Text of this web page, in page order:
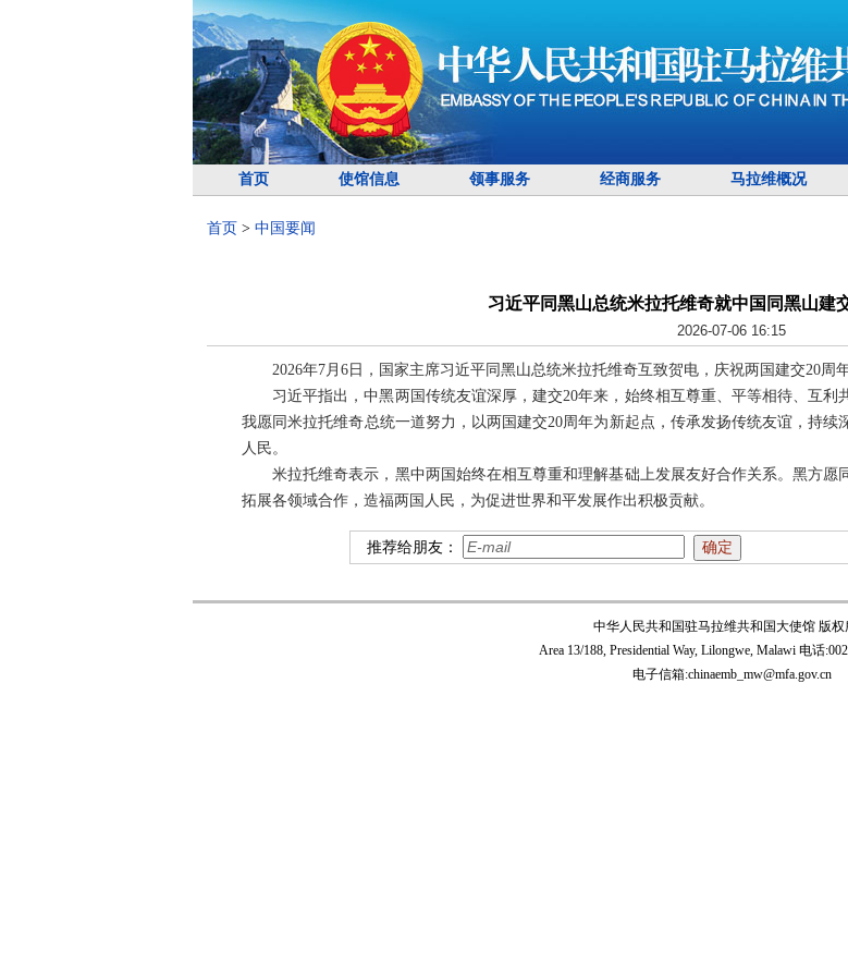
首页 使馆信息 领事服务 经商服务 马拉维概况
首页 > 中国要闻
习近平同黑山总统米拉托维奇就中国同黑山建
2026-07-06 16:15
2026年7月6日，国家主席习近平同黑山总统米拉托维奇互致贺电，庆祝两国建交20周年
习近平指出，中黑两国传统友谊深厚，建交20年来，始终相互尊重、平等相待、互利
我愿同米拉托维奇总统一道努力，以两国建交20周年为新起点，传承发扬传统友谊，持
人民。
米拉托维奇表示，黑中两国始终在相互尊重和理解基础上发展友好合作关系。黑方愿
拓展各领域合作，造福两国人民，为促进世界和平发展作出积极贡献。
推荐给朋友：
中华人民共和国驻马拉维共和国大使馆 版权
Area 13/188, Presidential Way, Lilongwe, Malawi 电话
电子信箱:chinaemb_mw@mfa.gov.cn